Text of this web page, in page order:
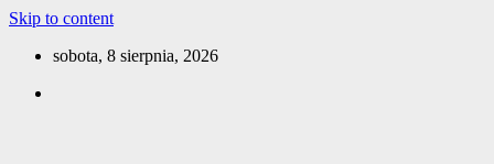
Skip to content
sobota, 8 sierpnia, 2026